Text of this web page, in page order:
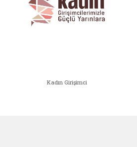
Kadın Girişimci